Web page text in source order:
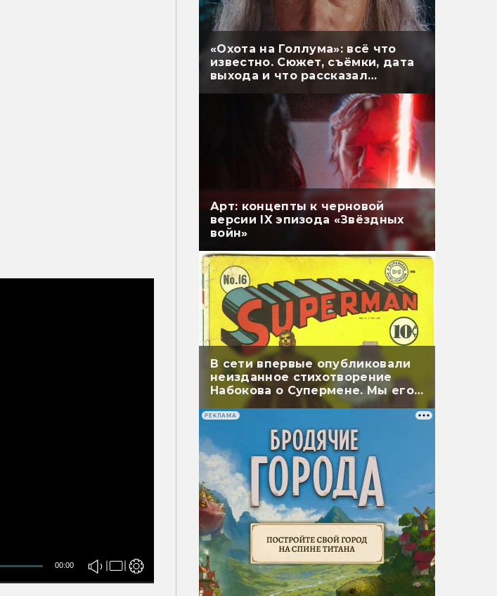
00:00
«Охота на Голлума»: всё что
известно. Сюжет, съёмки, дата
выхода и что рассказал
Арт: концепты к черновой
версии IX эпизода «Звёздных
войн»
В сети впервые опубликовали
неизданное стихотворение
Набокова о Супермене. Мы его
перевели
РЕКЛАМА